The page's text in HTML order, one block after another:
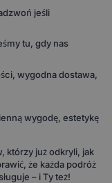
jeśli
tu, gdy nas
wygodna dostawa,
wygodę, estetykę
którzy już odkryli, jak
że każda podróż
– i Ty też!